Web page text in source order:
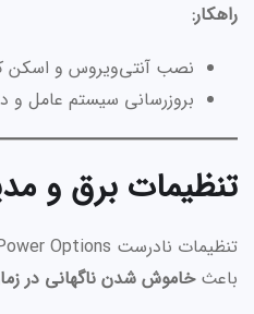
راهکار:
نصب آنتی‌ویروس و اسکن
بروزرسانی سیستم عامل و
تنظیمات برق و
باعثخاموش شدن ناگهانی در